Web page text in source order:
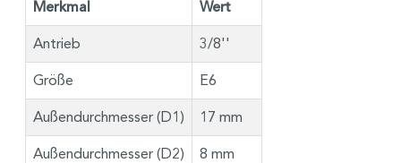
Merkmal Wert
Antrieb 3/8''
Größe E6
Außendurchmesser (D1) 17 mm
Außendurchmesser (D2) 8 mm